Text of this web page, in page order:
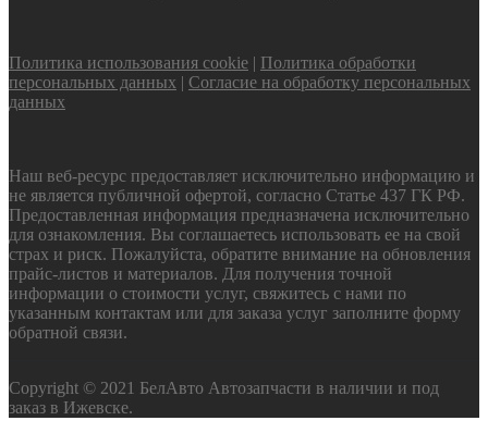
Политика использования cookie | Политика обработки
персональных данных | Согласие на обработку персональных
данных
Наш веб-ресурс предоставляет исключительно информацию и
не является публичной офертой, согласно Статье 437 ГК РФ.
Предоставленная информация предназначена исключительно
для ознакомления. Вы соглашаетесь использовать ее на свой
страх и риск. Пожалуйста, обратите внимание на обновления
прайс-листов и материалов. Для получения точной
информации о стоимости услуг, свяжитесь с нами по
указанным контактам или для заказа услуг заполните форму
обратной связи.
Copyright © 2021 БелАвто Автозапчасти в наличии и под
заказ в Ижевске.